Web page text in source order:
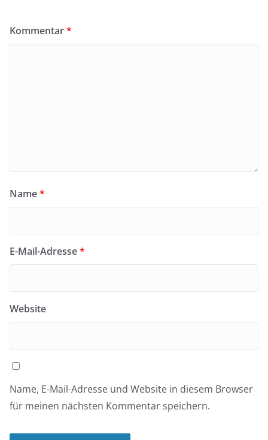
Kommentar*
Name*
E-Mail-Adresse*
Website
Name, E-Mail-Adresse und Website in diesem Browser
für meinen nächsten Kommentar speichern.